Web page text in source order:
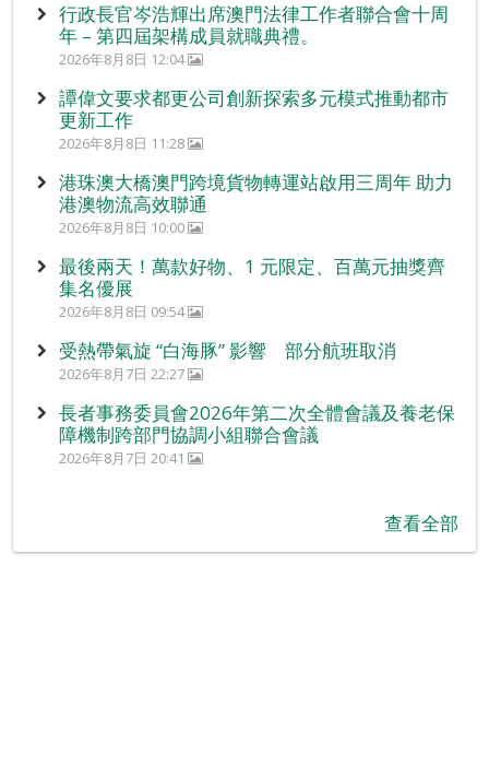
行政長官岑浩輝出席澳門法律工作者聯合會十周
年 – 第四屆架構成員就職典禮。
2026年8月8日 12:04
譚偉文要求都更公司創新探索多元模式推動都市
更新工作
2026年8月8日 11:28
港珠澳大橋澳門跨境貨物轉運站啟用三周年 助力
港澳物流高效聯通
2026年8月8日 10:00
最後兩天！萬款好物、1 元限定、百萬元抽獎齊
集名優展
2026年8月8日 09:54
受熱帶氣旋 “白海豚” 影響 部分航班取消
2026年8月7日 22:27
長者事務委員會2026年第二次全體會議及養老保
障機制跨部門協調小組聯合會議
2026年8月7日 20:41
查看全部